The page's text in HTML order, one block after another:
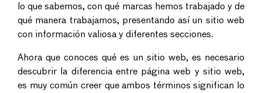
lo que sabemos, con qué marcas hemos trabajado y de
qué manera trabajamos, presentando así un sitio web
con información valiosa y diferentes secciones.
Ahora que conoces qué es un sitio web, es necesario
descubrir la diferencia entre página web y sitio web,
es muy común creer que ambos términos significan lo